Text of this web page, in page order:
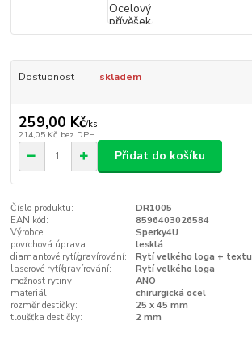
Dostupnost skladem
259,00 Kč/ks
214,05 Kč bez DPH
Přidat do košíku
Číslo produktu:
DR1005
EAN kód:
8596403026584
Výrobce:
Sperky4U
povrchová úprava:
lesklá
diamantové rytí/gravírování:
Rytí velkého loga + textu
laserové rytí/gravírování:
Rytí velkého loga
možnost rytiny:
ANO
materiál:
chirurgická ocel
rozměr destičky:
25 x 45 mm
tloušťka destičky:
2 mm